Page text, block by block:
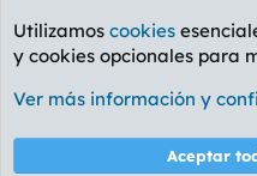
Etiquetas
Cookies
PL OLDSTYLE
Términos y
Utilizamos cookies
y cookies opcionales para
Ver más información y
Aceptar